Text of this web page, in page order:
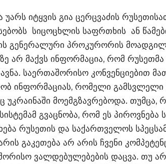
უარს იტყვის გია ცერცვაძის
სიცოცხლის საფრთხის ან
გენერალური პროკურორის
არ მაქვს ინფორმაცია, რომ
საერთაშორისო კონვენციებით
ინფორმაციას, რომელი გამსვლელი
უკრაინაში მოემგზავრებოდა. თუმცა,
გვაცნობა, რომ ეს პიროვნება
რუსეთის და საქართველოს
გაკეთება არ არის ჩვენი
ვალდებულებების დაცვა. თუ